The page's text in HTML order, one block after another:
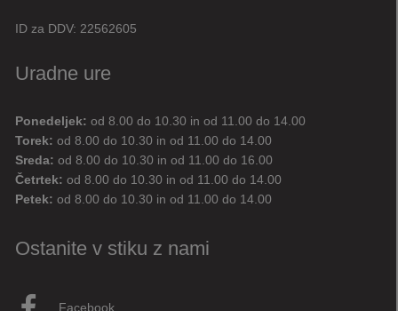
ID za DDV: 22562605
Uradne ure
Ponedeljek: od 8.00 do 10.30 in od 11.00 do 14.00
Torek: od 8.00 do 10.30 in od 11.00 do 14.00
Sreda: od 8.00 do 10.30 in od 11.00 do 16.00
Četrtek: od 8.00 do 10.30 in od 11.00 do 14.00
Petek: od 8.00 do 10.30 in od 11.00 do 14.00
Ostanite v stiku z nami
Facebook
Digitalni pomočnik
Aktualne novice Aktualne cestne zapore
Dovolilnice za parkiranje
Živjo! 👋 Napiši vprašanje ali klikni na eno od hitrih